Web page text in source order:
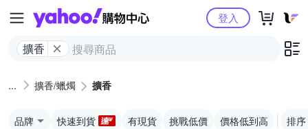
Yahoo購物中心
擴香
登入
擴香/蠟燭 擴香
品牌 快速到貨 有現貨 挑戰低價 價格低到高 排序